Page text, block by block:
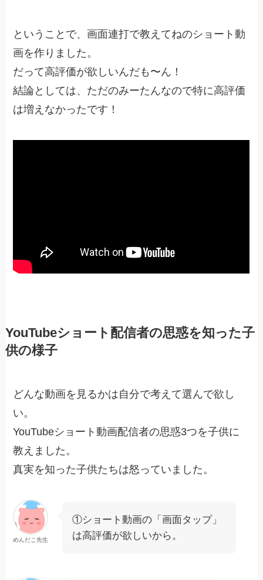
ということで、画面連打で教えてねのショート動
画を作りました。
だって高評価が欲しいんだも〜ん！
結論としては、ただのみーたんなので特に高評価
は増えなかったです！
YouTubeショート配信者の思惑を知った子
供の様子
どんな動画を見るかは自分で考えて選んで欲し
い。
YouTubeショート動画配信者の思惑3つを子供に
教えました。
真実を知った子供たちは怒っていました。
めんだこ先生
①ショート動画の「画面タップ」
は高評価が欲しいから。